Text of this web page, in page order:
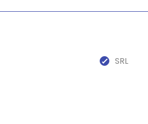
SRL